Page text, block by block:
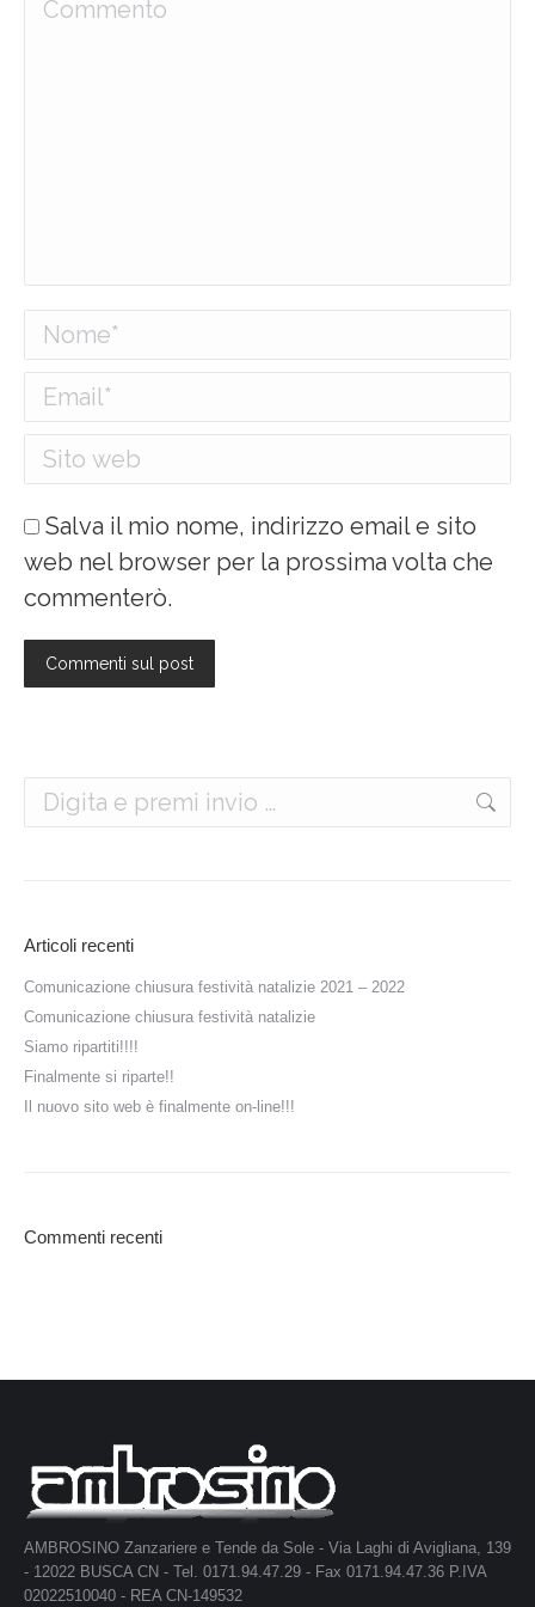
Nome *
Email *
Sito web
Salva il mio nome, indirizzo email e sito
web nel browser per la prossima volta che
commenterò.
Commenti sul post
Articoli recenti
Comunicazione chiusura festività natalizie 2021 – 2022
Comunicazione chiusura festività natalizie
Siamo ripartiti!!!!
Finalmente si riparte!!
Il nuovo sito web è finalmente on-line!!!
Commenti recenti
AMBROSINO Zanzariere e Tende da Sole - Via Laghi di Avigliana, 139
- 12022 BUSCA CN - Tel. 0171.94.47.29 - Fax 0171.94.47.36 P.IVA
02022510040 - REA CN-149532